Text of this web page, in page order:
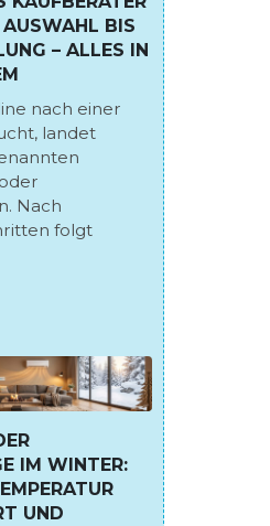
BIS
– ALLES IN
nach einer
landet
Nach
folgt
IM WINTER:
UND